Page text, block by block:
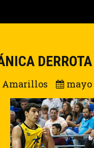
Amarillos mayo